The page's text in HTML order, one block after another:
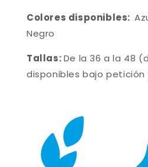
Colores disponibles:
Negro
Tallas:De la 36 a la 48
disponibles bajo